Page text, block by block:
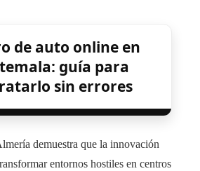
de auto online en
guía para
sin errores
demuestra que la innovación
entornos hostiles en centros